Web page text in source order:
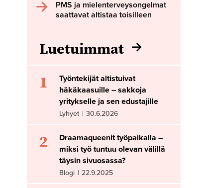
PMS ja mielenterveysongelmat
saattavat altistaa toisilleen
Luetuimmat
1
Työntekijät altistuivat
häkäkaasuille – sakkoja
yritykselle ja sen edustajille
Lyhyet | 30.6.2026
2
Draamaqueenit työpaikalla –
miksi työ tuntuu olevan välillä
täysin sivuosassa?
Blogi | 22.9.2025